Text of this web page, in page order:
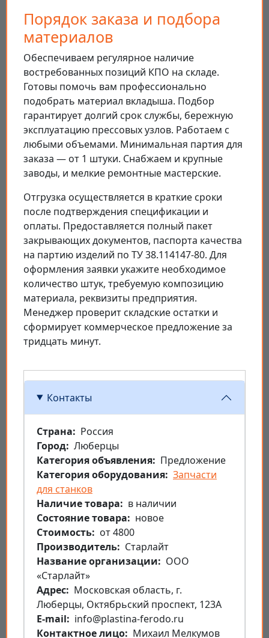
Порядок заказа и подбора
материалов
Обеспечиваем регулярное наличие
востребованных позиций КПО на складе.
Готовы помочь вам профессионально
подобрать материал вкладыша. Подбор
гарантирует долгий срок службы, бережную
эксплуатацию прессовых узлов. Работаем с
любыми объемами. Минимальная партия для
заказа — от 1 штуки. Снабжаем и крупные
заводы, и мелкие ремонтные мастерские.
Отгрузка осуществляется в краткие сроки
после подтверждения спецификации и
оплаты. Предоставляется полный пакет
закрывающих документов, паспорта качества
на партию изделий по ТУ 38.114147-80. Для
оформления заявки укажите необходимое
количество штук, требуемую композицию
материала, реквизиты предприятия.
Менеджер проверит складские остатки и
сформирует коммерческое предложение за
тридцать минут.
Контакты
Страна
Россия
Город Люберцы
Категория объявления
Предложение
Категория оборудования Запчасти
для станков
Наличие товара
в наличии
Состояние товара
новое
Стоимость
от 4800
Производитель
Старлайт
Название организации
ООО
«Старлайт»
Aдрес
Московская область, г.
Люберцы, Октябрьский проспект, 123А
E-mail
info@plastina-ferodo.ru
Контактное лицо
Михаил Мелкумов